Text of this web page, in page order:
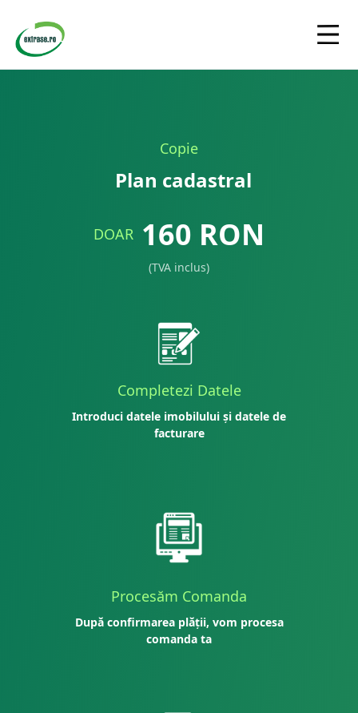
Copie
Plan cadastral
DOAR 160 RON
(TVA inclus)
Completezi Datele
Introduci datele imobilului și datele de
facturare
Procesăm Comanda
După confirmarea plății, vom procesa
comanda ta